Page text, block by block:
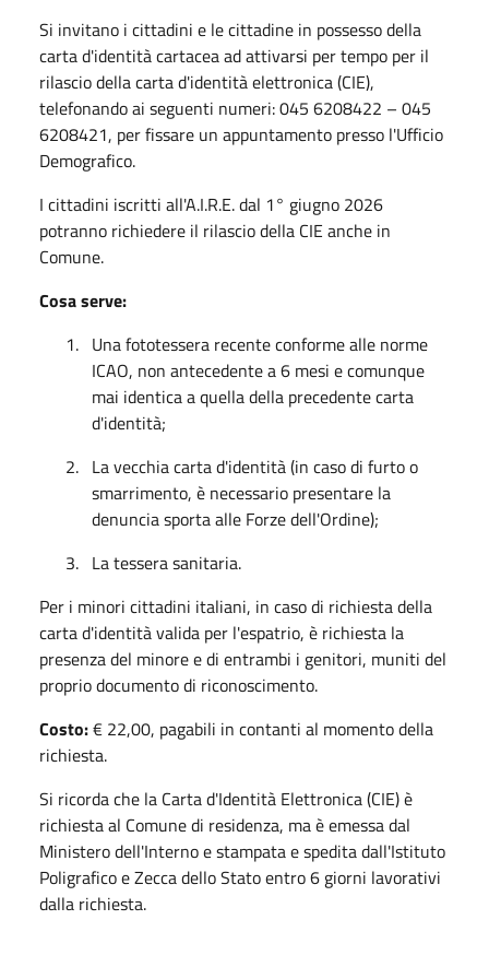
Si invitano i cittadini e le cittadine in possesso della
carta d'identità cartacea ad attivarsi per tempo per il
rilascio della carta d'identità elettronica (CIE),
telefonando ai seguenti numeri: 045 6208422 – 045
6208421, per fissare un appuntamento presso l'Ufficio
Demografico.
I cittadini iscritti all'A.I.R.E. dal 1° giugno 2026
potranno richiedere il rilascio della CIE anche in
Comune.
Cosa serve:
1. Una fototessera recente conforme alle norme
ICAO, non antecedente a 6 mesi e comunque
mai identica a quella della precedente carta
d'identità;
2. La vecchia carta d'identità (in caso di furto o
smarrimento, è necessario presentare la
denuncia sporta alle Forze dell'Ordine);
3. La tessera sanitaria.
Per i minori cittadini italiani, in caso di richiesta della
carta d'identità valida per l'espatrio, è richiesta la
presenza del minore e di entrambi i genitori, muniti del
proprio documento di riconoscimento.
Costo:€ 22,00, pagabili in contanti al momento della
richiesta.
Si ricorda che la Carta d'Identità Elettronica (CIE) è
richiesta al Comune di residenza, ma è emessa dal
Ministero dell'Interno e stampata e spedita dall'Istituto
Poligrafico e Zecca dello Stato entro 6 giorni lavorativi
dalla richiesta.